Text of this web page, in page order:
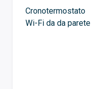
Cronotermostato
Wi-Fi da da parete